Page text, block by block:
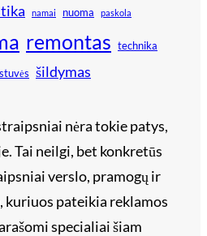
namai nuoma paskola
remontas technika
šildymas
nėra tokie patys,
Tai neilgi, bet konkretūs
verslo, pramogų ir
pateikia reklamos
specialiai šiam